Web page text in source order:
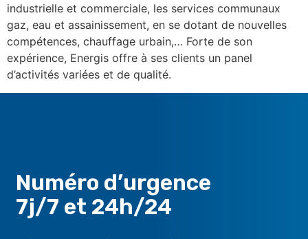
industrielle et commerciale, les services communaux
gaz, eau et assainissement, en se dotant de nouvelles
compétences, chauffage urbain,… Forte de son
expérience, Energis offre à ses clients un panel
d’activités variées et de qualité.
Numéro d’urgence
7j/7 et 24h/24